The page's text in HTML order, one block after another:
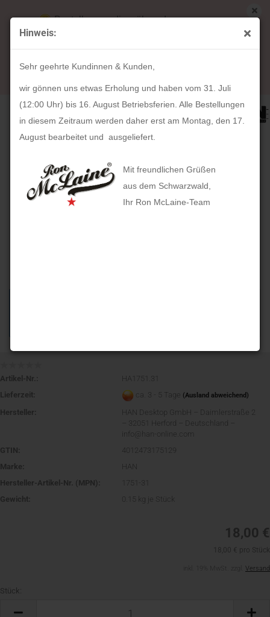
Hinweis:
Sehr geehrte Kundinnen & Kunden,
wir gönnen uns etwas Erholung und haben vom 31. Juli
(12:00 Uhr) bis 16. August Betriebsferien. Alle Bestellungen
in diesem Zeitraum werden daher erst am Montag, den 17.
August bearbeitet und ausgeliefert.
Mit freundlichen Grüßen
aus dem Schwarzwald,
Ihr Ron McLaine-Team
Bestellungen die während unserer
Betriebsferien (31. Juli ab 12:00 Uhr bis 16.
August) aufgegeben werden, werden ab Montag,
17. August bearbeitet und versendet.
weiter »
Letzter »
Artikel in dieser Kategorie
HAN | Kugelschreiberständer DELTA (lichtgrau-schwarz)
Artikel-Nr.:
HA1751.31
Lieferzeit:
ca. 3 - 5 Tage (Ausland abweichend)
Hersteller:
HAN Desktop GmbH – Daimlerstraße 2
– 32051 Herford – Deutschland –
info@han-online.com
GTIN:
4012473175129
Marke:
HAN
Hersteller-Artikel-Nr. (MPN):
1751-31
Gewicht:
kg je Stück
18,00 €
Versand
Stück: